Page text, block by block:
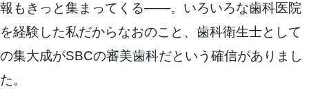
報もきっと集まってくる――。いろいろな歯科医院
を経験した私だからなおのこと、歯科衛生士として
の集大成がSBCの審美歯科だという確信がありまし
た。